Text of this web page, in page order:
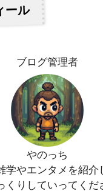
ール
ブログ管理者
やのっち
学やエンタメを紹介
くりしていってくだ